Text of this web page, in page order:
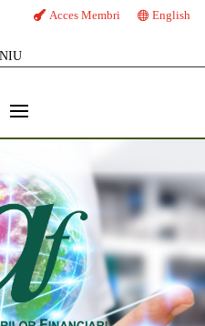
Acces Membri English